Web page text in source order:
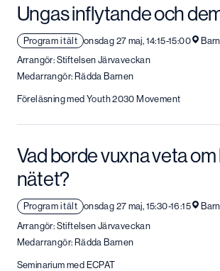
Ungas inflytande och
Program i tält onsdag 27 maj, 14:15-15:00
Arrangör: Stiftelsen Järvaveckan
Medarrangör: Rädda Barnen
Föreläsning med Youth 2030 Movement
Vad borde vuxna veta om
nätet?
Program i tält onsdag 27 maj, 15:30-16:15
Arrangör: Stiftelsen Järvaveckan
Medarrangör: Rädda Barnen
Seminarium med ECPAT